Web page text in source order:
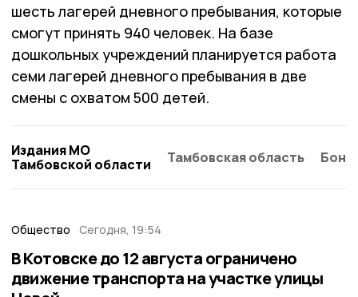
шесть лагерей дневного пребывания, которые
смогут принять 940 человек. На базе
дошкольных учреждений планируется работа
семи лагерей дневного пребывания в две
смены с охватом 500 детей.
Издания МО
Тамбовской области
Тамбовская область
Общество Сегодня, 19:54
В Котовске до 12 августа ограничено
движение транспорта на участке улицы